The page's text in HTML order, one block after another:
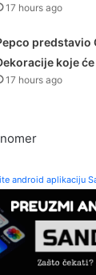
17 hours ago
predstavio
koje
17 hours ago
android aplikaciju